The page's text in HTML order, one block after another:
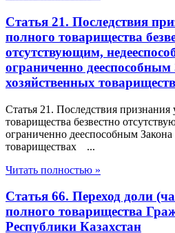
Статья 21. Последствия
полного товарищества
отсутствующим,
ограниченно
хозяйственных
Статья 21. Последствия признания
товарищества безвестно
ограниченно дееспособным
товариществах ...
Читать полностью »
Статья 66. Переход доли
полного товарищества
Республики Казахстан